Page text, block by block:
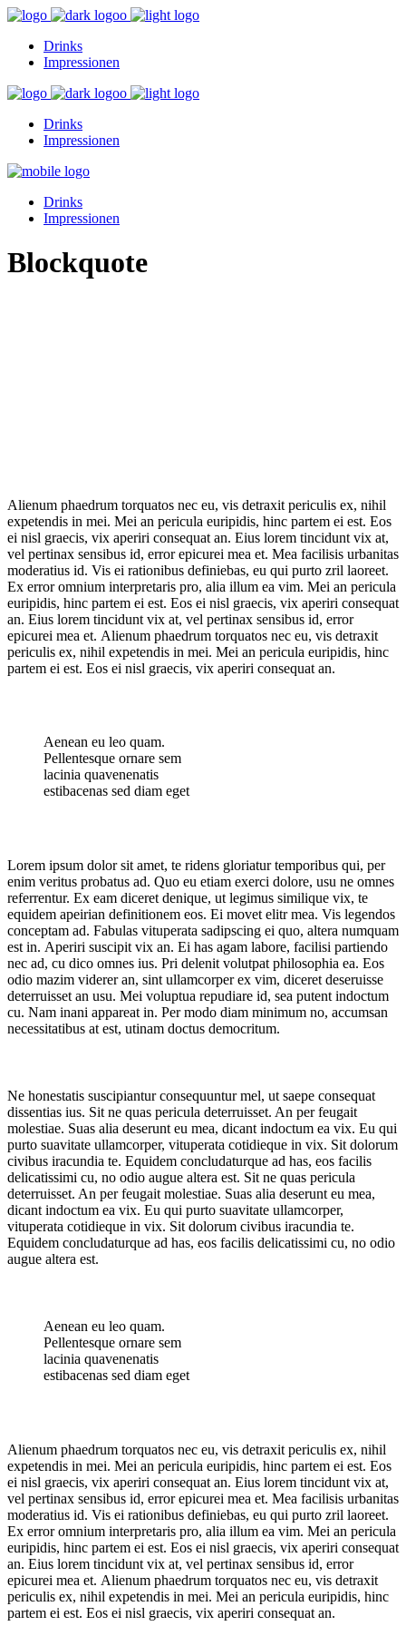
Drinks
Impressionen
Drinks
Impressionen
Drinks
Impressionen
Blockquote
Alienum phaedrum torquatos nec eu, vis detraxit periculis ex, nihil
expetendis in mei. Mei an pericula euripidis, hinc partem ei est. Eos
ei nisl graecis, vix aperiri consequat an. Eius lorem tincidunt vix at,
vel pertinax sensibus id, error epicurei mea et. Mea facilisis urbanitas
moderatius id. Vis ei rationibus definiebas, eu qui purto zril laoreet.
Ex error omnium interpretaris pro, alia illum ea vim. Mei an pericula
euripidis, hinc partem ei est. Eos ei nisl graecis, vix aperiri consequat
an. Eius lorem tincidunt vix at, vel pertinax sensibus id, error
epicurei mea et. Alienum phaedrum torquatos nec eu, vis detraxit
periculis ex, nihil expetendis in mei. Mei an pericula euripidis, hinc
partem ei est. Eos ei nisl graecis, vix aperiri consequat an.
Aenean eu leo quam.
Pellentesque ornare sem
lacinia quavenenatis
estibacenas sed diam eget
Lorem ipsum dolor sit amet, te ridens gloriatur temporibus qui, per
enim veritus probatus ad. Quo eu etiam exerci dolore, usu ne omnes
referrentur. Ex eam diceret denique, ut legimus similique vix, te
equidem apeirian definitionem eos. Ei movet elitr mea. Vis legendos
conceptam ad. Fabulas vituperata sadipscing ei quo, altera numquam
est in. Aperiri suscipit vix an. Ei has agam labore, facilisi partiendo
nec ad, cu dico omnes ius. Pri delenit volutpat philosophia ea. Eos
odio mazim viderer an, sint ullamcorper ex vim, diceret deseruisse
deterruisset an usu. Mei voluptua repudiare id, sea putent indoctum
cu. Nam inani appareat in. Per modo diam minimum no, accumsan
necessitatibus at est, utinam doctus democritum.
Ne honestatis suscipiantur consequuntur mel, ut saepe consequat
dissentias ius. Sit ne quas pericula deterruisset. An per feugait
molestiae. Suas alia deserunt eu mea, dicant indoctum ea vix. Eu qui
purto suavitate ullamcorper, vituperata cotidieque in vix. Sit dolorum
civibus iracundia te. Equidem concludaturque ad has, eos facilis
delicatissimi cu, no odio augue altera est. Sit ne quas pericula
deterruisset. An per feugait molestiae. Suas alia deserunt eu mea,
dicant indoctum ea vix. Eu qui purto suavitate ullamcorper,
vituperata cotidieque in vix. Sit dolorum civibus iracundia te.
Equidem concludaturque ad has, eos facilis delicatissimi cu, no odio
augue altera est.
Aenean eu leo quam.
Pellentesque ornare sem
lacinia quavenenatis
estibacenas sed diam eget
Alienum phaedrum torquatos nec eu, vis detraxit periculis ex, nihil
expetendis in mei. Mei an pericula euripidis, hinc partem ei est. Eos
ei nisl graecis, vix aperiri consequat an. Eius lorem tincidunt vix at,
vel pertinax sensibus id, error epicurei mea et. Mea facilisis urbanitas
moderatius id. Vis ei rationibus definiebas, eu qui purto zril laoreet.
Ex error omnium interpretaris pro, alia illum ea vim. Mei an pericula
euripidis, hinc partem ei est. Eos ei nisl graecis, vix aperiri consequat
an. Eius lorem tincidunt vix at, vel pertinax sensibus id, error
epicurei mea et. Alienum phaedrum torquatos nec eu, vis detraxit
periculis ex, nihil expetendis in mei. Mei an pericula euripidis, hinc
partem ei est. Eos ei nisl graecis, vix aperiri consequat an.